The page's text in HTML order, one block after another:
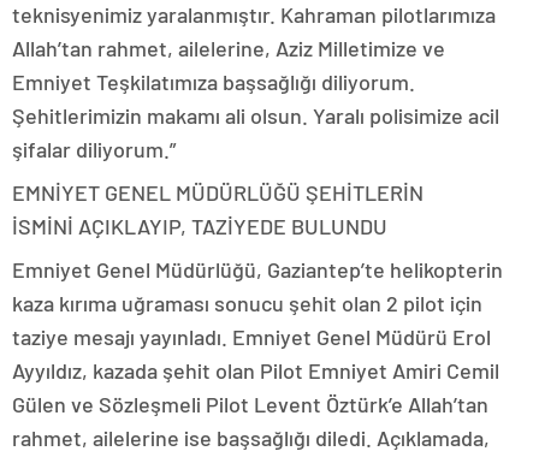
teknisyenimiz yaralanmıştır. Kahraman pilotlarımıza
Allah’tan rahmet, ailelerine, Aziz Milletimize ve
Emniyet Teşkilatımıza başsağlığı diliyorum.
Şehitlerimizin makamı ali olsun. Yaralı polisimize acil
şifalar diliyorum.”
EMNİYET GENEL MÜDÜRLÜĞÜ ŞEHİTLERİN
İSMİNİ AÇIKLAYIP, TAZİYEDE BULUNDU
Emniyet Genel Müdürlüğü, Gaziantep’te helikopterin
kaza kırıma uğraması sonucu şehit olan 2 pilot için
taziye mesajı yayınladı. Emniyet Genel Müdürü Erol
Ayyıldız, kazada şehit olan Pilot Emniyet Amiri Cemil
Gülen ve Sözleşmeli Pilot Levent Öztürk’e Allah’tan
rahmet, ailelerine ise başsağlığı diledi. Açıklamada,